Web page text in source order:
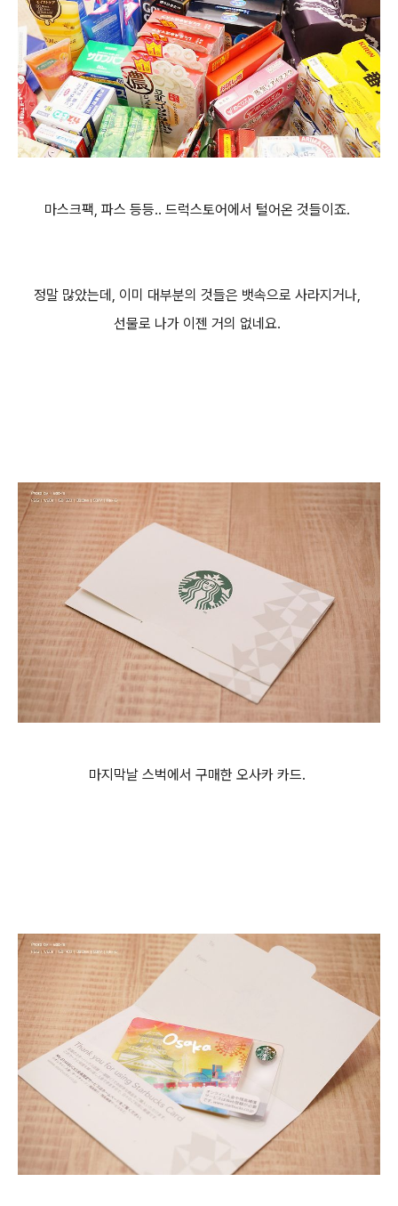
마스크팩, 파스 등등.. 드럭스토어에서 털어온 것들이죠.
정말 많았는데, 이미 대부분의 것들은 뱃속으로 사라지거나,
선물로 나가 이젠 거의 없네요.
마지막날 스벅에서 구매한 오사카 카드.